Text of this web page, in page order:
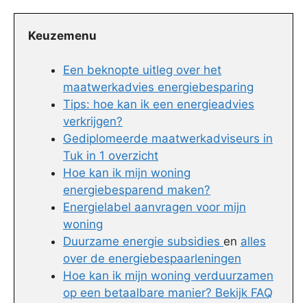
Keuzemenu
Een beknopte uitleg over het
maatwerkadvies energiebesparing
Tips: hoe kan ik een energieadvies
verkrijgen?
Gediplomeerde maatwerkadviseurs in
Tuk in 1 overzicht
Hoe kan ik mijn woning
energiebesparend maken?
Energielabel aanvragen voor mijn
woning
Duurzame energie subsidies en alles
over de energiebespaarleningen
Hoe kan ik mijn woning verduurzamen
op een betaalbare manier? Bekijk FAQ